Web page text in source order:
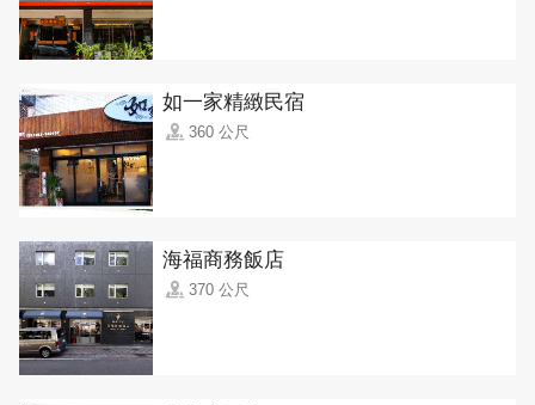
如一家精緻民宿
360 公尺
海福商務飯店
370 公尺